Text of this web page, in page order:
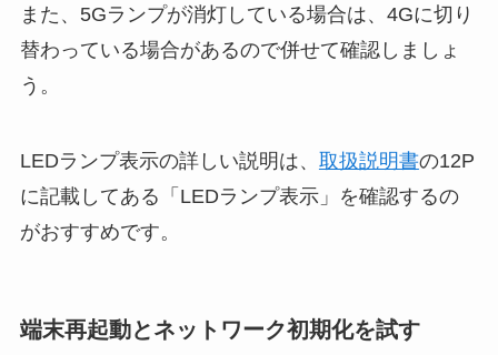
また、5Gランプが消灯している場合は、4Gに切り
替わっている場合があるので併せて確認しましょ
う。
LEDランプ表示の詳しい説明は、 取扱説明書の12P
に記載してある「LEDランプ表示」を確認するの
がおすすめです。
端末再起動とネットワーク初期化を試す